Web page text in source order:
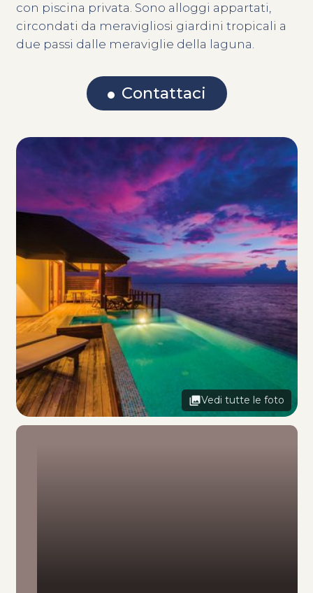
con piscina privata. Sono alloggi appartati,
circondati da meravigliosi giardini tropicali a
due passi dalle meraviglie della laguna.
Contattaci
Vedi tutte le foto